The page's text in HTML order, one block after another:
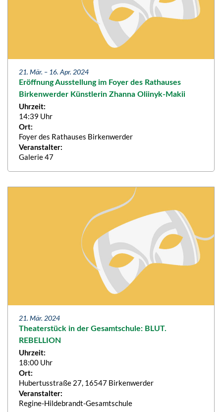
21. Mär. – 16. Apr. 2024
Eröffnung Ausstellung im Foyer des Rathauses
Birkenwerder Künstlerin Zhanna Oliinyk-Makii
Uhrzeit:
14:39 Uhr
Ort:
Foyer des Rathauses Birkenwerder
Veranstalter:
Galerie 47
21. Mär. 2024
Theaterstück in der Gesamtschule: BLUT.
REBELLION
Uhrzeit:
18:00 Uhr
Ort:
Hubertusstraße 27, 16547 Birkenwerder
Veranstalter:
Regine-Hildebrandt-Gesamtschule